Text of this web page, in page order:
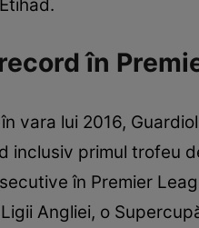
în
vara lui 2016,
inclusiv primul trofeu
în Premier
Angliei, o